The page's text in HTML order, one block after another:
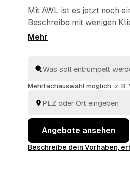
Mit AWL ist es jetzt noch
Beschreibe mit wenigen
Festpreis-Angebote von
deine nächste
Mehrfachauswahl möglich, z. B.
Angebote ansehen
Beschreibe dein Vorhaben,